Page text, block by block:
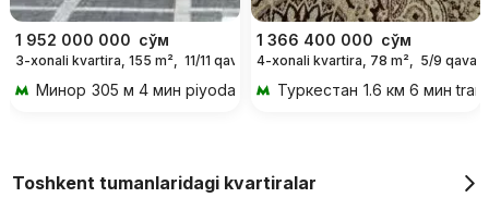
1 952 000 000 сўм
3-xonali kvartira, 155 m², 11/11 qavat
Минор 305 м 4 мин piyoda
1 366 400 000 сўм
4-xonali kvartira, 78 m², 5/9 qavat
Туркестан 1.6 км 6 мин
Toshkent tumanlaridagi kvartiralar